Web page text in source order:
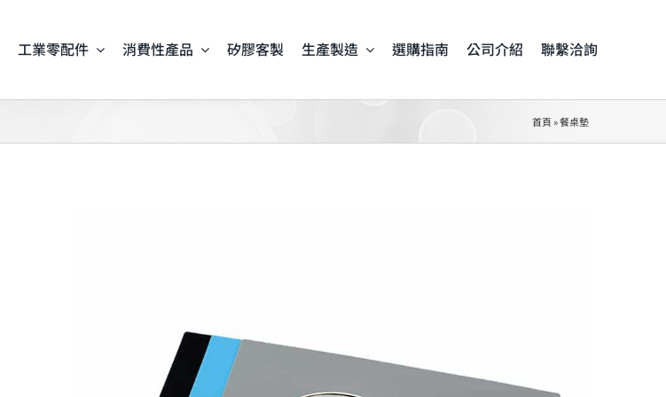
工業零配件 消費性產品 矽膠客製 生產製造 選購指南 公司介紹 聯繫洽詢
首頁 »餐桌墊